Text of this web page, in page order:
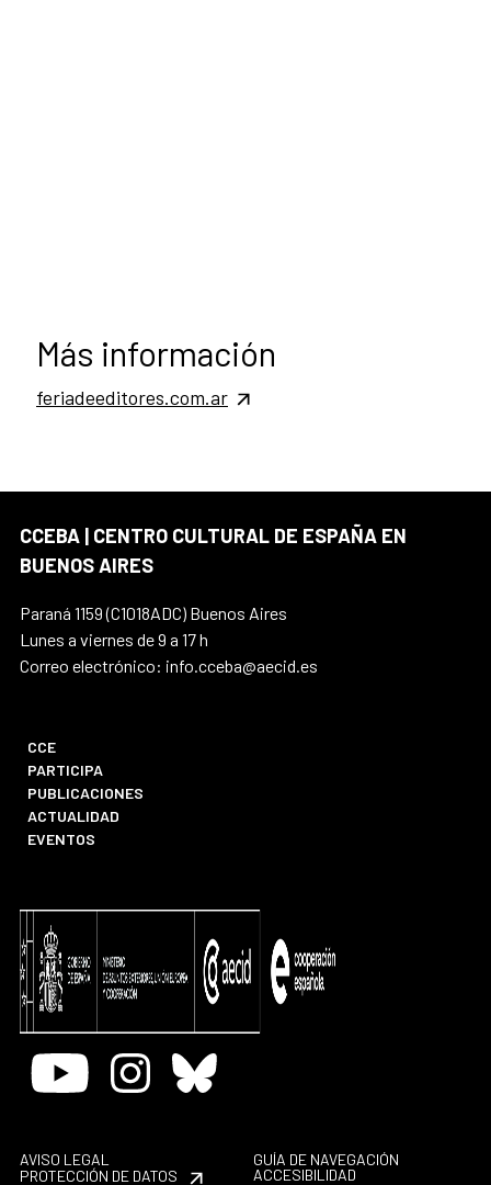
Más información
feriadeeditores.com.ar
CCEBA | CENTRO CULTURAL DE ESPAÑA EN
BUENOS AIRES
Paraná 1159 (C1018ADC) Buenos Aires
Lunes a viernes de 9 a 17 h
Correo electrónico: info.cceba@aecid.es
CCE
PARTICIPA
PUBLICACIONES
ACTUALIDAD
EVENTOS
Youtube InstagramBluesky
AVISO LEGAL
PROTECCIÓN DE DATOS
GUÍA DE NAVEGACIÓN
ACCESIBILIDAD